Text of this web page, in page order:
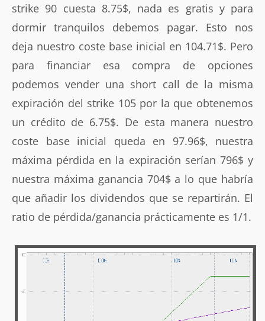
strike 90 cuesta 8.75$, nada es gratis y para
dormir tranquilos debemos pagar. Esto nos
deja nuestro coste base inicial en 104.71$. Pero
para financiar esa compra de opciones
podemos vender una short call de la misma
expiración del strike 105 por la que obtenemos
un crédito de 6.75$. De esta manera nuestro
coste base inicial queda en 97.96$, nuestra
máxima pérdida en la expiración serían 796$ y
nuestra máxima ganancia 704$ a lo que habría
que añadir los dividendos que se repartirán. El
ratio de pérdida/ganancia prácticamente es 1/1.